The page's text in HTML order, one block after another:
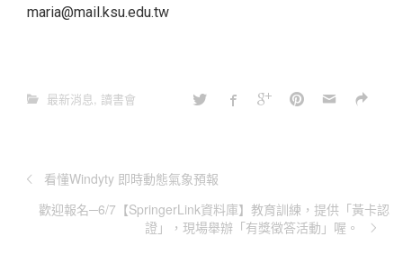
maria@mail.ksu.edu.tw
最新消息, 讀書會
看懂Windyty 即時動態氣象預報
歡迎報名─6/7【SpringerLink資料庫】教育訓練，提供「黃卡認
證」，現場舉辦「有獎徵答活動」喔。